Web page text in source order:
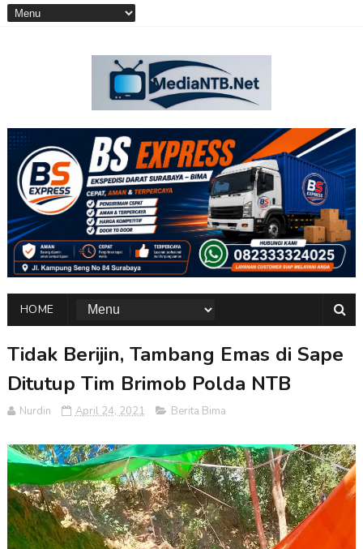
HOME
Tidak Berijin, Tambang Emas di Sape
Ditutup Tim Brimob Polda NTB
Nurdin April 24, 2021 Berita Bima